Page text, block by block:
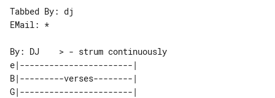
Tabbed By: dj
EMail: *
e|-----------------------|
B|---------verses--------|
G|-----------------------|